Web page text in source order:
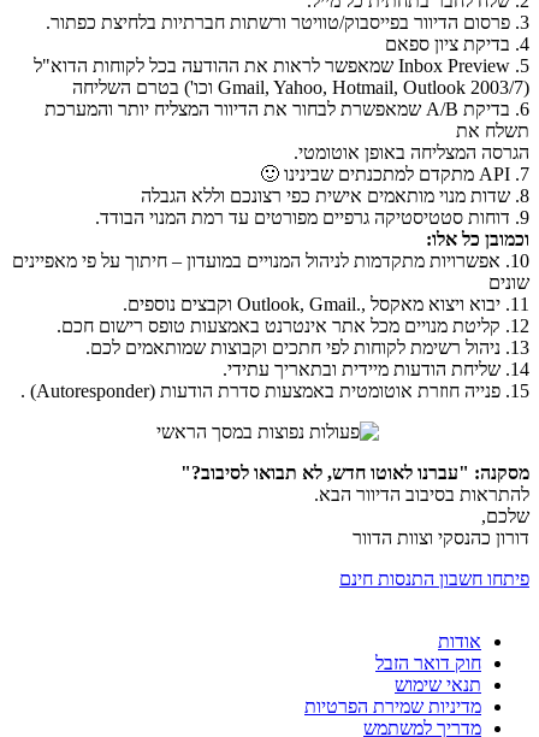
3. פרסום הדיוור בפייסבוק/טוויטר ורשתות חברתיות בלחיצת כפתור.
4. בדיקת ציון ספאם
5. Inbox Preview שמאפשר לראות את ההודעה בכל לקוחות הדוא"ל
(Gmail, Yahoo, Hotmail, Outlook 2003/7 וכו') בטרם השליחה
6. בדיקת A/B שמאפשרת לבחור את הדיוור המצליח יותר והמערכת
תשלח את
הגרסה המצליחה באופן אוטומטי.
7. API מתקדם למתכנתים שבינינו 🙂
8. שדות מנוי מותאמים אישית כפי רצונכם וללא הגבלה
9. דוחות סטטיסטיקה גרפיים מפורטים עד רמת המנוי הבודד.
וכמובן כל אלו:
10. אפשרויות מתקדמות לניהול המנויים במועדון – חיתוך על פי מאפיינים
שונים
11. יבוא ויצוא מאקסל ,.Outlook, Gmail וקבצים נוספים.
12. קליטת מנויים מכל אתר אינטרנט באמצעות טופס רישום חכם.
13. ניהול רשימת לקוחות לפי חתכים וקבוצות שמותאמים לכם.
14. שליחת הודעות מיידית ובתאריך עתידי.
15. פנייה חוזרת אוטומטית באמצעות סדרת הודעות (Autoresponder) .
מסקנה: "עברנו לאוטו חדש, לא תבואו לסיבוב?"
להתראות בסיבוב הדיוור הבא.
שלכם,
דורון כהנסקי וצוות הדוור
פיתחו חשבון התנסות חינם
אודות
חוק דואר הזבל
תנאי שימוש
מדיניות שמירת הפרטיות
מדריך למשתמש